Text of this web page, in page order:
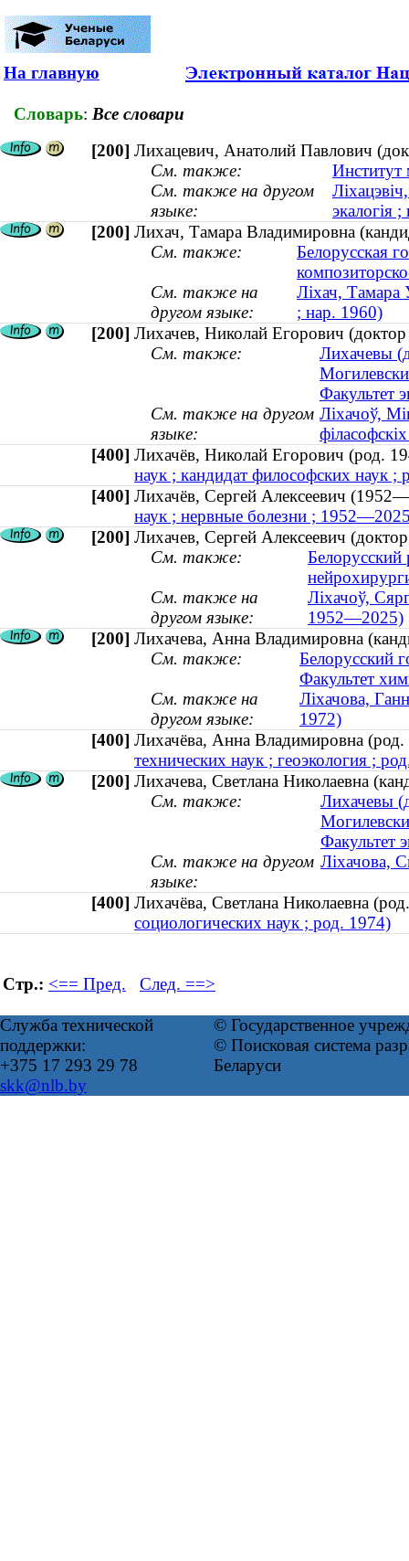
На главную
Словарь: Все словари
[200] Лихацевич, Анатолий Павлович
См. также:
См. также на другом
языке:
экалогія
[200] Лихач, Тамара Владимировна
См. также:
Белорусская
См. также на
другом языке:
Ліхач, Тамара
; нар. 1960)
[200] Лихачев, Николай Егорович
См. также:
Лихачевы
Факультет
См. также на другом
языке:
Ліхачоў,
[400] Лихачёв, Николай Егорович (род.
наук ; кандидат философских наук ;
[400] Лихачёв, Сергей Алексеевич
наук ; нервные болезни ;
[200] Лихачев, Сергей Алексеевич
См. также:
Белорусский
См. также на
другом языке:
Ліхачоў,
1952—2025)
[200] Лихачева, Анна Владимировна
См. также:
Белорусский
Факультет
См. также на
другом языке:
Ліхачова,
1972)
[400] Лихачёва, Анна Владимировна
технических наук ; геоэкология ;
[200] Лихачева, Светлана Николаевна
См. также:
Лихачевы
Факультет
См. также на другом
языке:
Ліхачова,
[400] Лихачёва, Светлана Николаевна
социологических наук ; род. 1974)
Стр.: <== Пред. След. ==>
Служба технической
поддержки:
+375 17 293 29 78
skk@nlb.by
© Государственное
© Поисковая система
Беларуси